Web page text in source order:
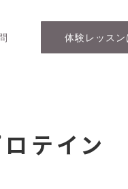
体験レッス
テイン